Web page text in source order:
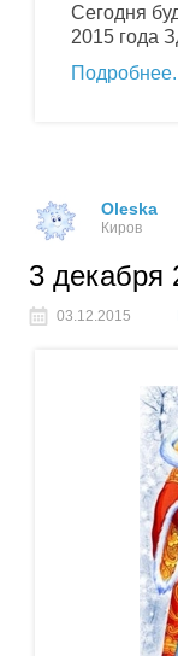
Сегодня
2015 года
Подробнее
Oleska
Киров
3 декабря
03.12.2015